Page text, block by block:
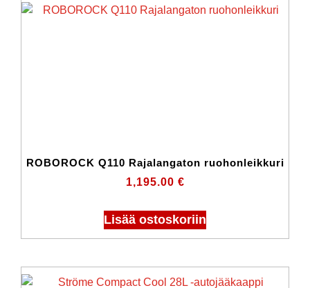
ROBOROCK Q110 Rajalangaton ruohonleikkuri
1,195.00 €
Lisää ostoskoriin